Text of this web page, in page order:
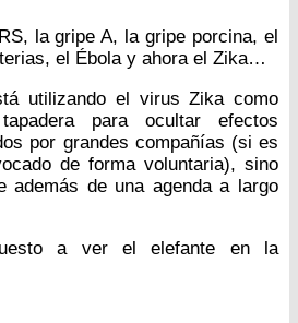
la gripe A, la gripe porcina, el
el Ébola y ahora el Zika…
utilizando el virus Zika como
para ocultar efectos
por grandes compañías (si es
de forma voluntaria), sino
además de una agenda a largo
a ver el elefante en la